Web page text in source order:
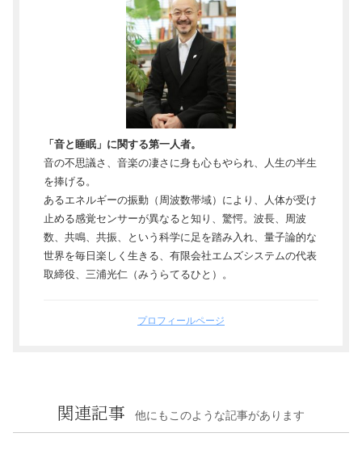
「音と睡眠」に関する第一人者。
音の不思議さ、音楽の凄さに身も心もやられ、人生の半生
を捧げる。
あるエネルギーの振動（周波数帯域）により、人体が受け
止める感覚センサーが異なると知り、驚愕。波長、周波
数、共鳴、共振、という科学に足を踏み入れ、量子論的な
世界を毎日楽しく生きる、有限会社エムズシステムの代表
取締役、三浦光仁（みうらてるひと）。
プロフィールページ
関連記事 他にもこのような記事があります